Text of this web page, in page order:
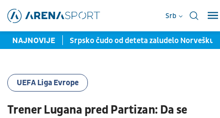
Srb
NAJNOVIJE
evra Srpsko čudo od deteta zaludelo Norvešku: Sa
UEFA Liga Evrope
Trener Lugana pred Partizan: Da se